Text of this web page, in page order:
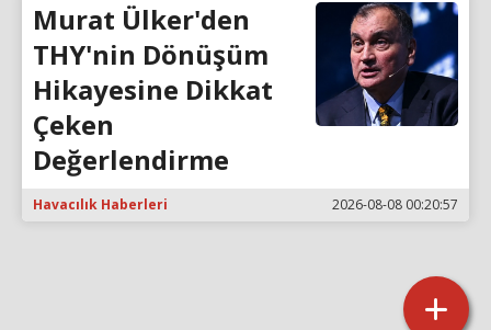
Murat Ülker'den
THY'nin Dönüşüm
Hikayesine Dikkat
Çeken
Değerlendirme
Havacılık Haberleri 2026-08-08 00:20:57